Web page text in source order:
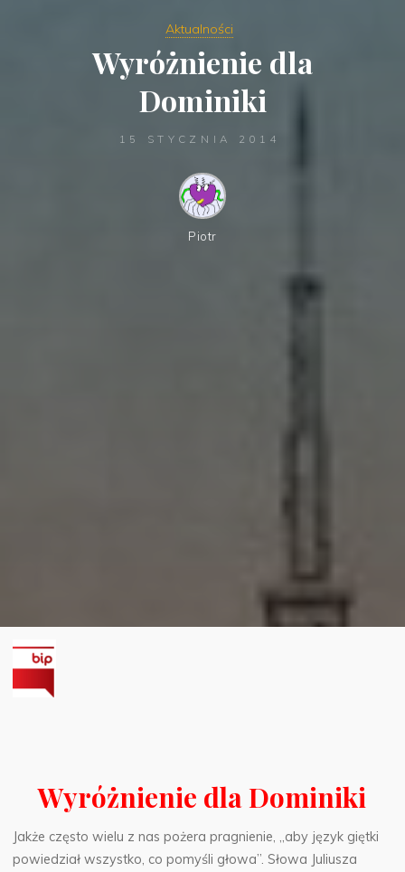
Aktualności
Wyróżnienie dla
Dominiki
15 STYCZNIA 2014
Piotr
Wyróżnienie dla Dominiki
Jakże często wielu z nas pożera pragnienie, „aby język giętki
powiedział wszystko, co pomyśli głowa”. Słowa Juliusza